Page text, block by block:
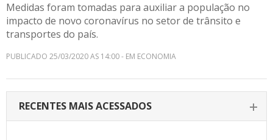
Medidas foram tomadas para auxiliar a população no
impacto de novo coronavírus no setor de trânsito e
transportes do país.
PUBLICADO 25/03/2020 AS 14:00 - EM ECONOMIA
RECENTES MAIS ACESSADOS